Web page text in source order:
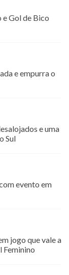
e Gol de Bico
e empurra o
e uma
Sul
evento em
jogo que vale a
Feminino